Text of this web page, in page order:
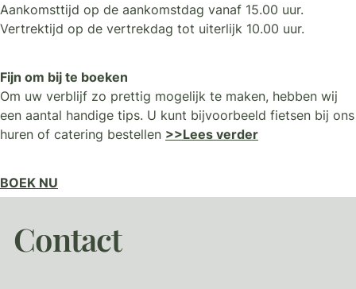
Aankomsttijd op de aankomstdag vanaf 15.00 uur.
Vertrektijd op de vertrekdag tot uiterlijk 10.00 uur.
Fijn om bij te boeken
Om uw verblijf zo prettig mogelijk te maken, hebben wij
een aantal handige tips. U kunt bijvoorbeeld fietsen bij ons
huren of catering bestellen >>Lees verder
BOEK NU
Contact